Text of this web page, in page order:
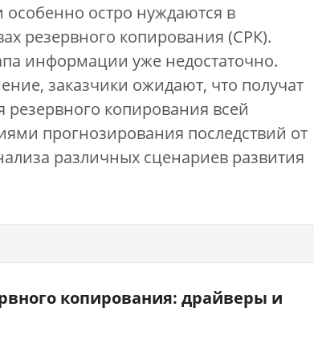
остро нуждаются в
резервного копирования (СРК).
информации уже недостаточно.
заказчики ожидают, что получат
резервного копирования всей
прогнозирования последствий от
различных сценариев развития
копирования: драйверы и